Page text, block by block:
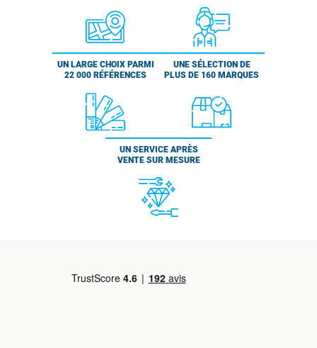
UN LARGE CHOIX PARMI
22 000 RÉFÉRENCES
UNE SÉLECTION DE
PLUS DE 160 MARQUES
UN SERVICE APRÈS
VENTE SUR MESURE